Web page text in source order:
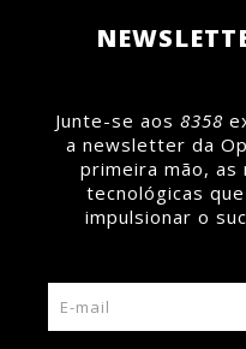
Junte-se aos 8358
a newsletter da
primeira mão, as
tecnológicas
impulsionar o